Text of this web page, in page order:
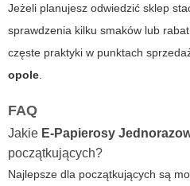
Jeżeli planujesz odwiedzić sklep
sprawdzenia kilku smaków lub
częste praktyki w punktach
opole
FAQ
Jakie E-Papierosy
początkujących?
Najlepsze dla początkujących są